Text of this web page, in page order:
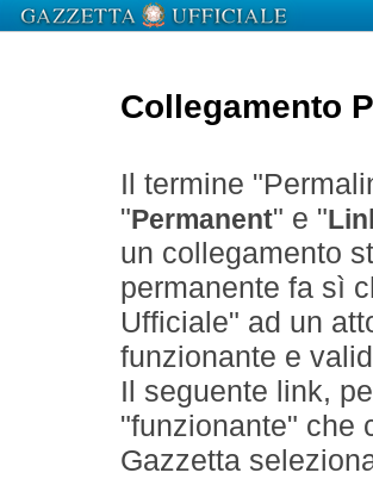
Collegamento
Il termine
" Permanent" e "
un collegamento
permanente fa sì
Ufficiale" ad un
funzionante e
Il seguente link,
"funzionante" che
Gazzetta